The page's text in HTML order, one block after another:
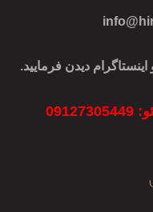
دیدن فرمایید.